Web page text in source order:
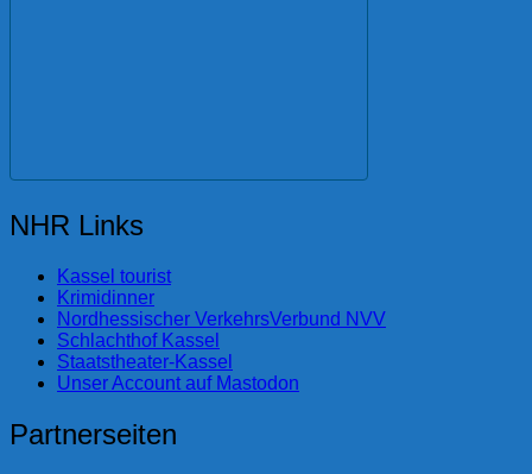
NHR Links
Kassel tourist
Krimidinner
Nordhessischer VerkehrsVerbund NVV
Schlachthof Kassel
Staatstheater-Kassel
Unser Account auf Mastodon
Partnerseiten